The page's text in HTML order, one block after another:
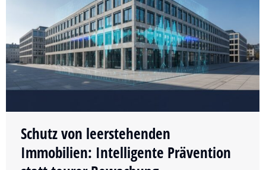
Schutz von leerstehenden
Immobilien: Intelligente Prävention